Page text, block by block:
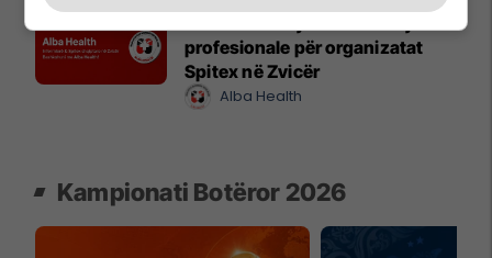
profesionale për organizatat
Spitex në Zvicër
Alba Health
Kampionati Botëror 2026